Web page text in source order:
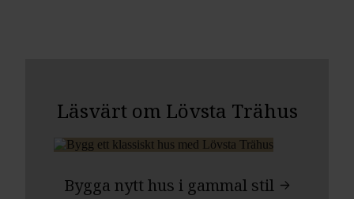
Läsvärt om Lövsta Trähus
Bygga nytt hus i gammal stil